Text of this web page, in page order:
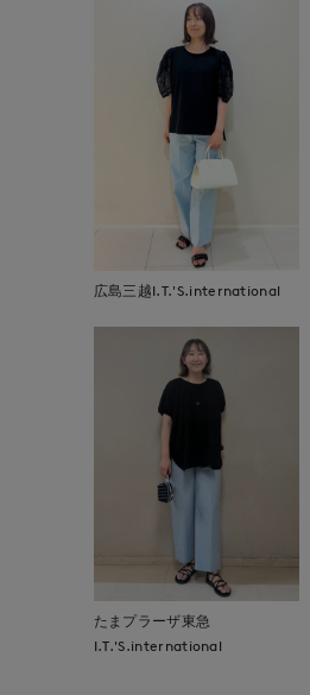
広島三越I.T.'S.international
たまプラーザ東急
I.T.'S.international